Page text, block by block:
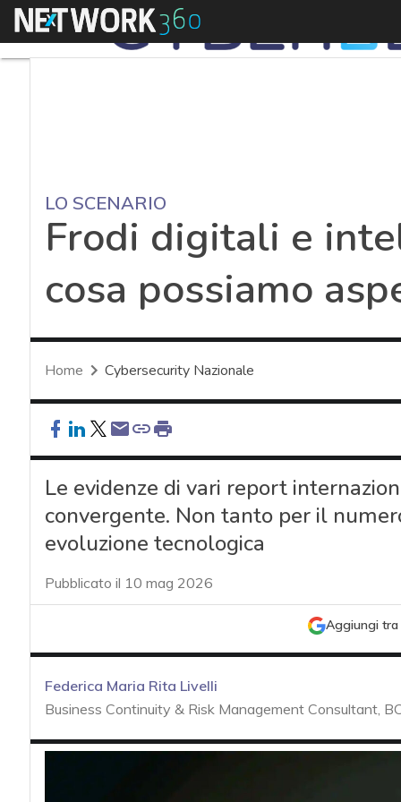
Menu
LO SCENARIO
Frodi digitali e
cosa possiamo
Home Cybersecurity Nazionale
Le evidenze di vari report
convergente. Non tanto per il
evoluzione tecnologica
Pubblicato il 10 mag 2026
Aggiungi tra
Federica Maria Rita Livelli
Business Continuity & Risk Management Consultant,